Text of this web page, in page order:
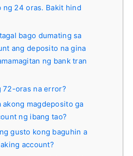
ng 24 oras. Bakit hind
bago dumating sa
ang deposito na gina
ng bank tran
72-oras na error?
akong magdeposito ga
ng ibang tao?
gusto kong baguhin a
account?